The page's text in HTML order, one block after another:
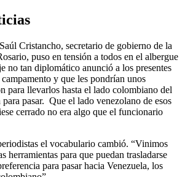
Cristancho, secretario de gobierno de la
puso en tensión a todos en el albergue
no tan diplomático anunció a los presentes
y que les pondrían unos
para llevarlos hasta el lado colombiano del
para pasar. Que el lado venezolano de esos
cerrado no era algo que el funcionario
el vocabulario cambió. “Vinimos
herramientas para que puedan trasladarse
para pasar hacia Venezuela, los